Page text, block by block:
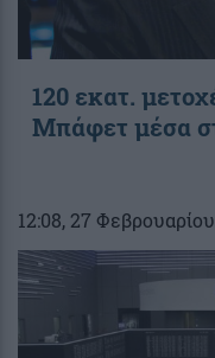
120 εκατ.
Μπάφετ μέσα
12:08, 27